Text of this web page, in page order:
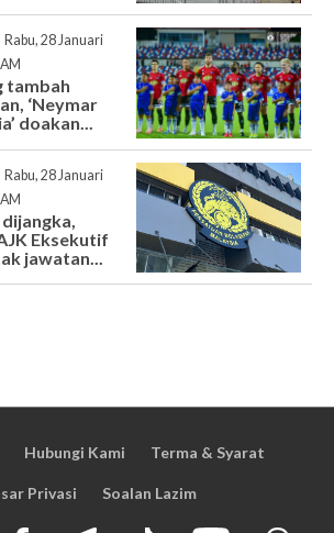
Rabu, 28 Januari
tambah
‘Neymar
doakan...
Rabu, 28 Januari
Eksekutif
jawatan...
Hubungi Kami Terma & Syarat
Privasi Soalan Lazim